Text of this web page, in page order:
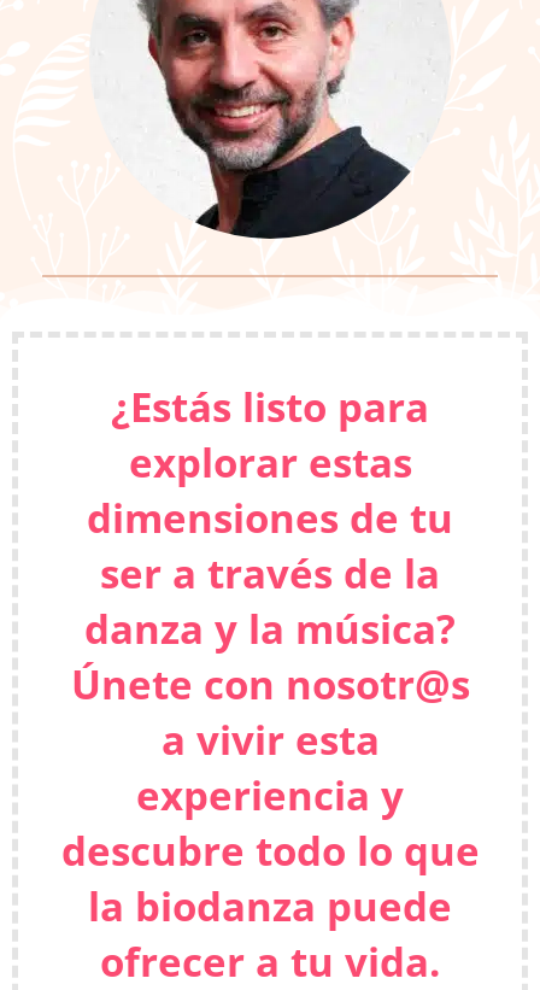
¿Estás listo para
explorar estas
dimensiones de tu
ser a través de la
danza y la música?
Únete con nosotr@s
a vivir esta
experiencia y
descubre todo lo que
la biodanza puede
ofrecer a tu vida.